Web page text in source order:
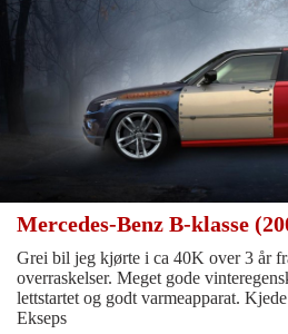
Mercedes-Benz B-klasse
Grei bil jeg kjørte i ca 40K over 3 år
overraskelser. Meget gode
lettstartet og godt varmeapparat.
Ekseps